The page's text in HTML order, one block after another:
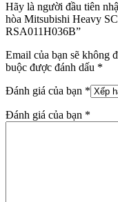
Hãy là người đầu tiên
hòa Mitsubishi Heavy
RSA011H036B”
Email của bạn sẽ không
buộc được đánh dấu *
Đánh giá của bạn *
Đánh giá của bạn *